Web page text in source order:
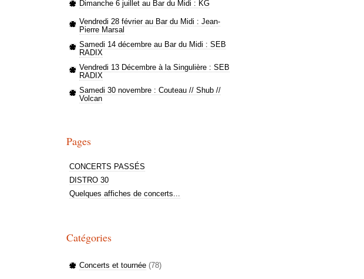
Dimanche 6 juillet au Bar du Midi : KG
Vendredi 28 février au Bar du Midi : Jean-
Pierre Marsal
Samedi 14 décembre au Bar du Midi : SEB
RADIX
Vendredi 13 Décembre à la Singulière : SEB
RADIX
Samedi 30 novembre : Couteau // Shub //
Volcan
Pages
CONCERTS PASSÉS
DISTRO 30
Quelques affiches de concerts...
Catégories
Concerts et tournée (78)